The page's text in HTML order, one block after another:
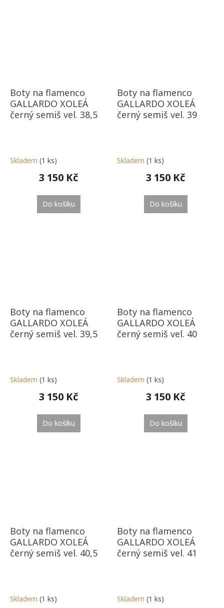
Boty na flamenco
GALLARDO XOLEÁ
černý semiš vel. 38,5
Skladem (1 ks)
3 150 Kč
Do košíku
Boty na flamenco
GALLARDO XOLEÁ
černý semiš vel. 39
Skladem (1 ks)
3 150 Kč
Do košíku
Boty na flamenco
GALLARDO XOLEÁ
černý semiš vel. 39,5
Skladem (1 ks)
3 150 Kč
Do košíku
Boty na flamenco
GALLARDO XOLEÁ
černý semiš vel. 40
Skladem (1 ks)
3 150 Kč
Do košíku
Boty na flamenco
GALLARDO XOLEÁ
černý semiš vel. 40,5
Skladem (1 ks)
Boty na flamenco
GALLARDO XOLEÁ
černý semiš vel. 41
Skladem (1 ks)